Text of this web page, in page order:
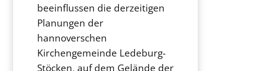
beeinflussen die derzeitigen
Planungen der
hannoverschen
Kirchengemeinde Ledeburg-
Stöcken, auf dem Gelände der